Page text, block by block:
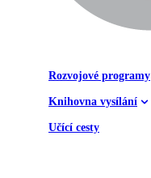
Rozvojové programy
Knihovna vysílání
Učící cesty